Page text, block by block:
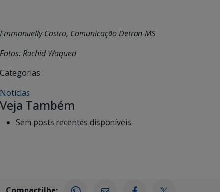
Emmanuelly Castro, Comunicação Detran-MS
Fotos: Rachid Waqued
Categorias :
Notícias
Veja Também
Sem posts recentes disponíveis.